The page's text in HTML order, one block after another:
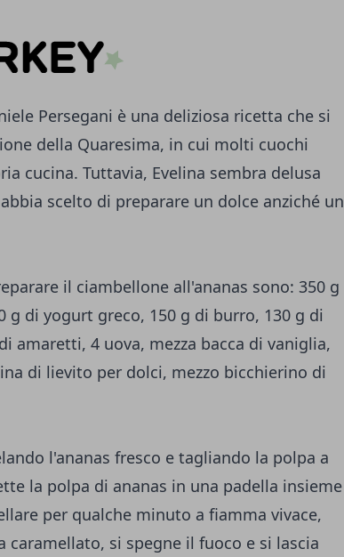
Persegani è una deliziosa ricetta che si
della Quaresima, in cui molti cuochi
cucina. Tuttavia, Evelina sembra delusa
scelto di preparare un dolce anziché un
il ciambellone all'ananas sono: 350 g
g di yogurt greco, 150 g di burro, 130 g di
amaretti, 4 uova, mezza bacca di vaniglia,
di lievito per dolci, mezzo bicchierino di
l'ananas fresco e tagliando la polpa a
la polpa di ananas in una padella insieme
per qualche minuto a fiamma vivace,
si spegne il fuoco e si lascia